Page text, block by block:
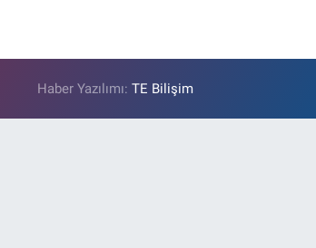
Haber Yazılımı:TE Bilişim